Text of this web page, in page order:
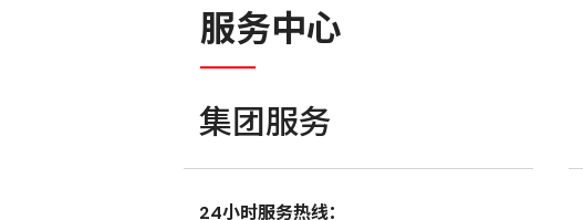
服务中心
集团服务
24小时服务热线：